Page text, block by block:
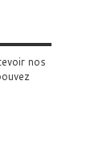
nos